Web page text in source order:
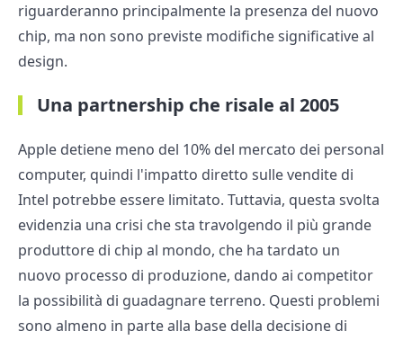
riguarderanno principalmente la presenza del nuovo
chip, ma non sono previste modifiche significative al
design.
Una partnership che risale al 2005
Apple detiene meno del 10% del mercato dei personal
computer, quindi l'impatto diretto sulle vendite di
Intel potrebbe essere limitato. Tuttavia, questa svolta
evidenzia una crisi che sta travolgendo il più grande
produttore di chip al mondo, che ha tardato un
nuovo processo di produzione, dando ai competitor
la possibilità di guadagnare terreno. Questi problemi
sono almeno in parte alla base della decisione di